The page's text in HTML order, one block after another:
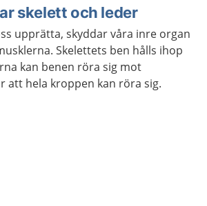
skelett och leder
upprätta, skyddar våra inre organ
Skelettets ben hålls ihop
kan benen röra sig mot
att hela kroppen kan röra sig.